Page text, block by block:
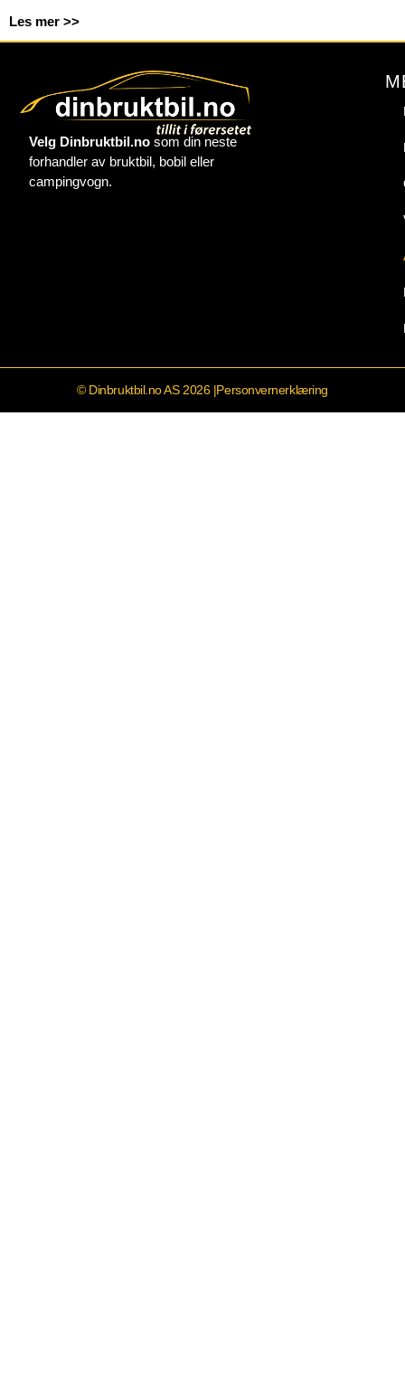
Les mer >>
Velg Dinbruktbil.nosom din neste
forhandler av bruktbil, bobil eller
campingvogn.
© Dinbruktbil.no AS 2026 |Personvernerklæring